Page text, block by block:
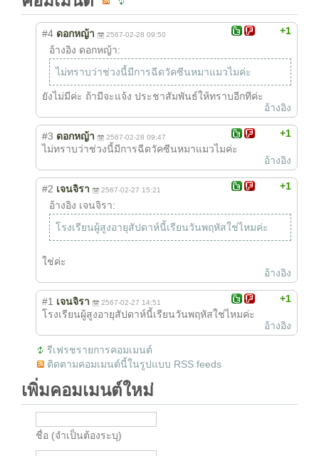
+1
#4 ดอกหญ้า 2567-02-28 09:50
อ้างอิง ดอกหญ้า:
ไม่ทราบว่าช่วงนี้มีการฉีดวัคซีนหมาแมวไมค่ะ
ยังไม่มีค่ะ ถ้ามีจะแจ้ง ประชาสัมพันธ์ให้ทราบอีกทีค่ะ
อ้างอิง
+1
#3 ดอกหญ้า 2567-02-28 09:47
ไม่ทราบว่าช่วงนี้มีการฉีดวัคซีนหมาแมวไมค่ะ
อ้างอิง
+1
#2 เจนจิรา 2567-02-27 15:21
อ้างอิง เจนจิรา:
โรงเรียนผู้สูงอายุสัปดาห์นี้เรียนวันพฤหัสใช่ไหมค่ะ
ใช่ค่ะ
อ้างอิง
+1
#1 เจนจิรา 2567-02-27 14:51
โรงเรียนผู้สูงอายุสัปดาห์นี้เรียนวันพฤหัสใช่ไหมค่ะ
อ้างอิง
รีเฟรชรายการคอมเมนต์
ติดตามคอมเมนต์นี้ในรูปแบบ RSS feeds
เพิ่มคอมเมนต์ใหม่
ชื่อ (จำเป็นต้องระบุ)